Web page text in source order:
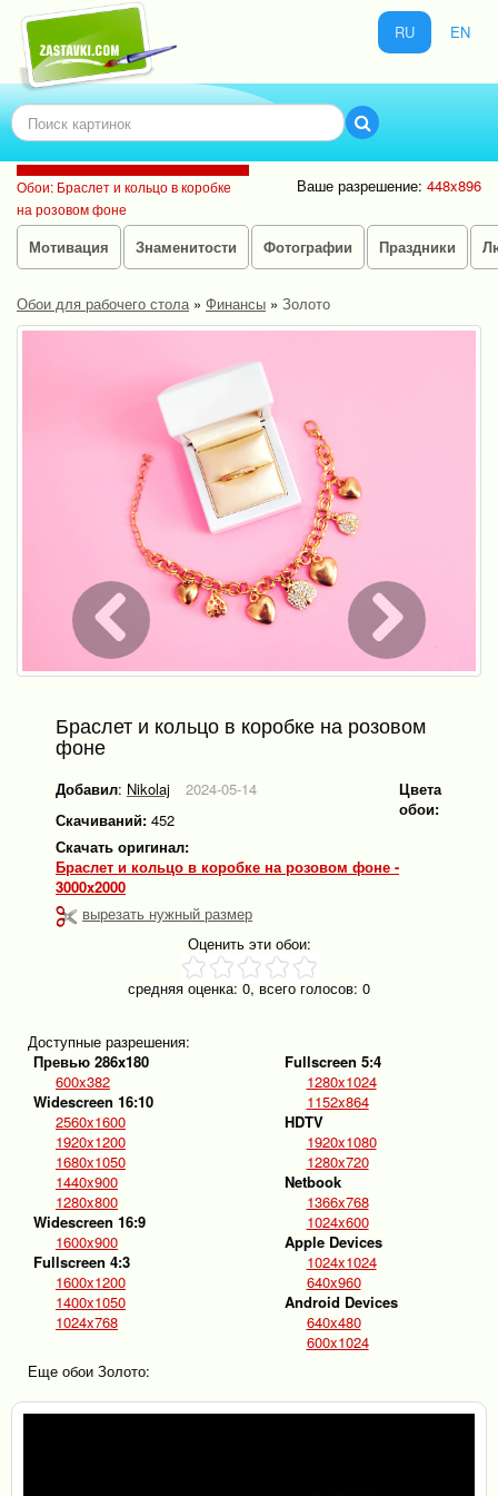
RU EN
Обои: Браслет и кольцо в коробке
на розовом фоне
Ваше разрешение: 448x896
Мотивация Знаменитости Фотографии Праздники
Обои для рабочего стола» Финансы » Золото
Браслет и кольцо в коробке на розовом
фоне
Добавил: Nikolaj
2024-05-14
Скачиваний: 452
Скачать оригинал:
Браслет и кольцо в коробке на розовом фоне -
3000x2000
вырезать нужный размер
Цвета
обои:
Оценить эти обои:
средняя оценка: 0, всего голосов: 0
Доступные разрешения:
Превью 286x180
600x382
Widescreen 16:10
2560x1600
1920x1200
1680x1050
1440x900
1280x800
Widescreen 16:9
1600x900
Fullscreen 4:3
1600x1200
1400x1050
1024x768
Fullscreen 5:4
1280x1024
1152x864
HDTV
1920x1080
1280x720
Netbook
1366x768
1024x600
Apple Devices
1024x1024
640x960
Android Devices
640x480
600x1024
Еще обои Золото: